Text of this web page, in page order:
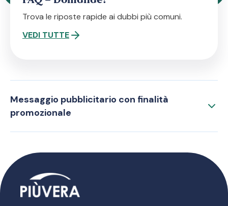
Trova le riposte rapide ai dubbi più comuni.
VEDI TUTTE
Messaggio pubblicitario con finalità
promozionale